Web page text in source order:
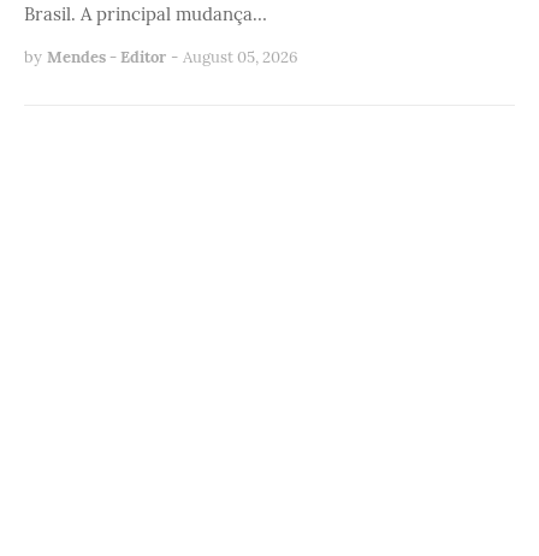
Brasil. A principal mudança…
by Mendes - Editor - August 05, 2026